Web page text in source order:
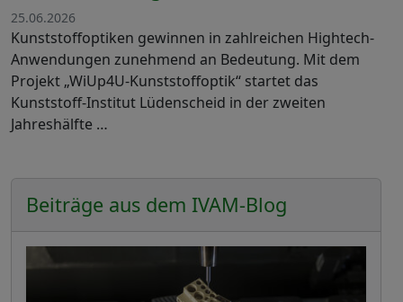
25.06.2026
Kunststoffoptiken gewinnen in zahlreichen Hightech-
Anwendungen zunehmend an Bedeutung. Mit dem
Projekt „WiUp4U-Kunststoffoptik“ startet das
Kunststoff-Institut Lüdenscheid in der zweiten
Jahreshälfte …
Beiträge aus dem IVAM-Blog